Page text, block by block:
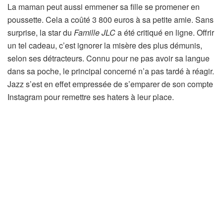
La maman peut aussi emmener sa fille se promener en
poussette. Cela a coûté 3 800 euros à sa petite amie. Sans
surprise, la star du Famille JLCa été critiqué en ligne. Offrir
un tel cadeau, c’est ignorer la misère des plus démunis,
selon ses détracteurs. Connu pour ne pas avoir sa langue
dans sa poche, le principal concerné n’a pas tardé à réagir.
Jazz s’est en effet empressée de s’emparer de son compte
Instagram pour remettre ses haters à leur place.